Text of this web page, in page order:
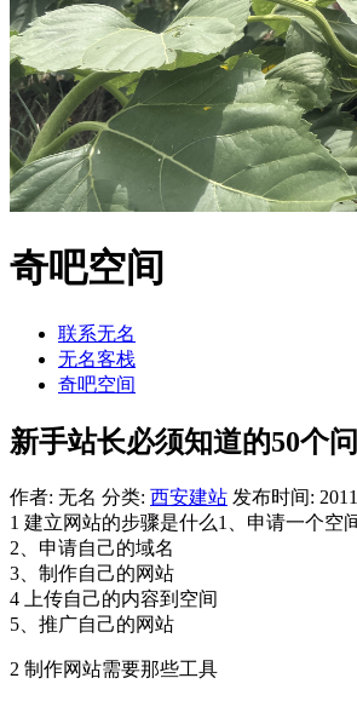
奇吧空间
联系无名
无名客栈
奇吧空间
新手站长必须知道的50个问
作者: 无名 分类: 西安建站 发布时间:
1 建立网站的步骤是什么1、申请一个空
2、申请自己的域名
3、制作自己的网站
4 上传自己的内容到空间
5、推广自己的网站
2 制作网站需要那些工具